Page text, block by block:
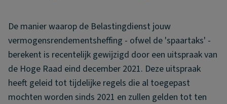
De manier waarop de Belastingdienst jouw
vermogensrendementsheffing - ofwel de 'spaartaks' -
berekent is recentelijk gewijzigd door een uitspraak van
de Hoge Raad eind december 2021. Deze uitspraak
heeft geleid tot tijdelijke regels die al toegepast
mochten worden sinds 2021 en zullen gelden tot ten